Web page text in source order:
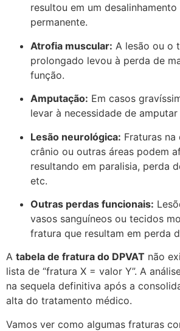
resultou em um
permanente.
Atrofia muscular: A lesão ou o
prolongado levou à perda de
função.
Amputação: Em casos
levar à necessidade de
Lesão neurológica: Fraturas
crânio ou outras áreas podem
resultando em paralisia, perda
etc.
Outras perdas funcionais:
vasos sanguíneos ou tecidos
fratura que resultam em perda
A tabela de fratura do DPVAT não
lista de “fratura X = valor Y”. A
na sequela definitiva após a
alta do tratamento médico.
Vamos ver como algumas fraturas